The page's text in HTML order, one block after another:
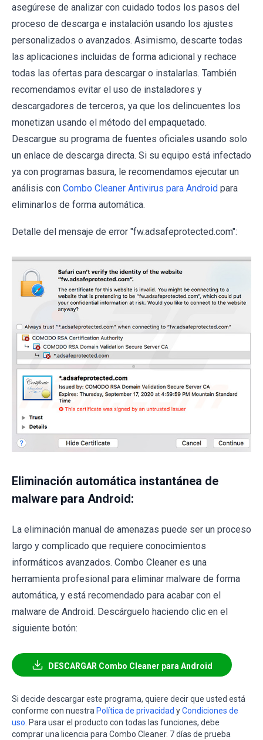
asegúrese de analizar con cuidado todos los pasos del
proceso de descarga e instalación usando los ajustes
personalizados o avanzados. Asimismo, descarte todas
las aplicaciones incluidas de forma adicional y rechace
todas las ofertas para descargar o instalarlas. También
recomendamos evitar el uso de instaladores y
descargadores de terceros, ya que los delincuentes los
monetizan usando el método del empaquetado.
Descargue su programa de fuentes oficiales usando solo
un enlace de descarga directa. Si su equipo está infectado
ya con programas basura, le recomendamos ejecutar un
análisis con Combo Cleaner Antivirus para Android para
eliminarlos de forma automática.
Detalle del mensaje de error "fw.adsafeprotected.com":
Eliminación automática instantánea de
malware para Android:
La eliminación manual de amenazas puede ser un proceso
largo y complicado que requiere conocimientos
informáticos avanzados. Combo Cleaner es una
herramienta profesional para eliminar malware de forma
automática, y está recomendado para acabar con el
malware de Android. Descárguelo haciendo clic en el
siguiente botón:
DESCARGAR Combo Cleaner para Android
Si decide descargar este programa, quiere decir que usted está
conforme con nuestra Política de privacidad yCondiciones de
uso . Para usar el producto con todas las funciones, debe
comprar una licencia para Combo Cleaner. 7 días de prueba